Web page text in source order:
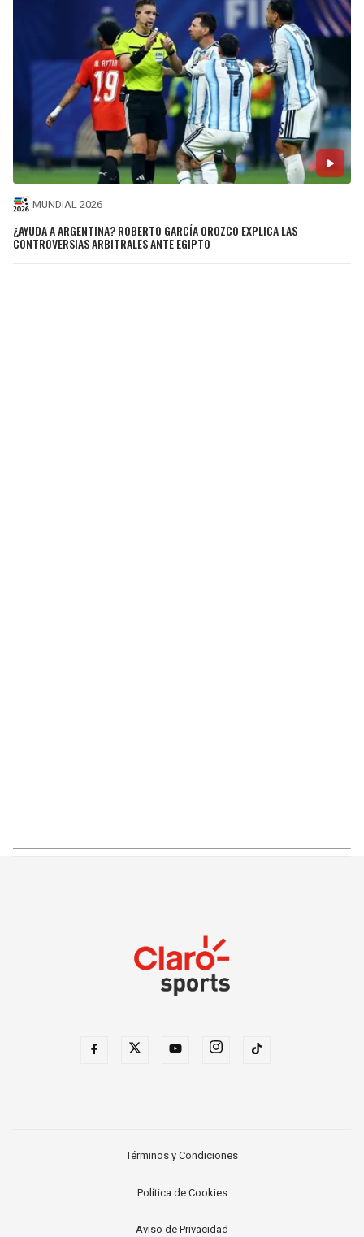
MUNDIAL 2026
¿AYUDA A ARGENTINA? ROBERTO GARCÍA OROZCO EXPLICA LAS
CONTROVERSIAS ARBITRALES ANTE EGIPTO
Términos y Condiciones
Política de Cookies
Aviso de Privacidad